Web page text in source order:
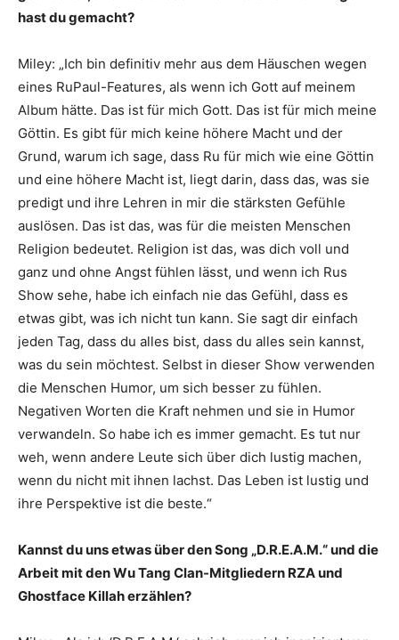
hast du gemacht?
Miley: „Ich bin definitiv mehr aus dem Häuschen wegen
eines RuPaul-Features, als wenn ich Gott auf meinem
Album hätte. Das ist für mich Gott. Das ist für mich meine
Göttin. Es gibt für mich keine höhere Macht und der
Grund, warum ich sage, dass Ru für mich wie eine Göttin
und eine höhere Macht ist, liegt darin, dass das, was sie
predigt und ihre Lehren in mir die stärksten Gefühle
auslösen. Das ist das, was für die meisten Menschen
Religion bedeutet. Religion ist das, was dich voll und
ganz und ohne Angst fühlen lässt, und wenn ich Rus
Show sehe, habe ich einfach nie das Gefühl, dass es
etwas gibt, was ich nicht tun kann. Sie sagt dir einfach
jeden Tag, dass du alles bist, dass du alles sein kannst,
was du sein möchtest. Selbst in dieser Show verwenden
die Menschen Humor, um sich besser zu fühlen.
Negativen Worten die Kraft nehmen und sie in Humor
verwandeln. So habe ich es immer gemacht. Es tut nur
weh, wenn andere Leute sich über dich lustig machen,
wenn du nicht mit ihnen lachst. Das Leben ist lustig und
ihre Perspektive ist die beste.“
Kannst du uns etwas über den Song „D.R.E.A.M.“ und die
Arbeit mit den Wu Tang Clan-Mitgliedern RZA und
Ghostface Killah erzählen?